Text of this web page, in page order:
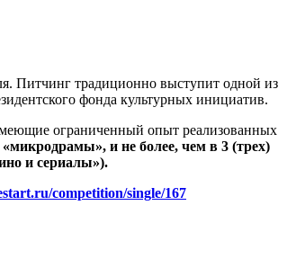
Питчинг традиционно выступит одной из
фонда культурных инициатив.
ограниченный опыт реализованных
и не более, чем в 3 (трех)
и сериалы»).
competition/single/167